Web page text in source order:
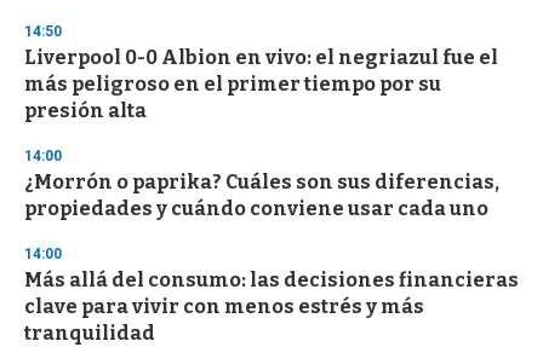
14:50
Liverpool 0-0 Albion en vivo: el negriazul fue el
más peligroso en el primer tiempo por su
presión alta
14:00
¿Morrón o paprika? Cuáles son sus diferencias,
propiedades y cuándo conviene usar cada uno
14:00
Más allá del consumo: las decisiones financieras
clave para vivir con menos estrés y más
tranquilidad